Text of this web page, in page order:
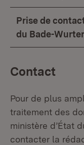
Prise de
du Bade-
Contact
Pour de plus
traitement des
ministère d’État
contacter la